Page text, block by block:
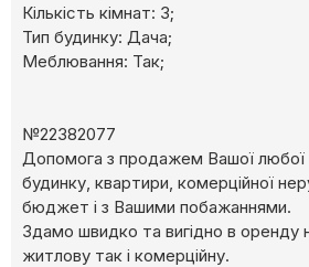
Кількість кімнат: 3;
Тип будинку: Дача;
Меблювання: Так;
№22382077
Допомога з продажем Вашої любої
будинку, квартири, комерційної
бюджет і з Вашими побажаннями.
Здамо швидко та вигідно в оренду
житлову так і комерційну.